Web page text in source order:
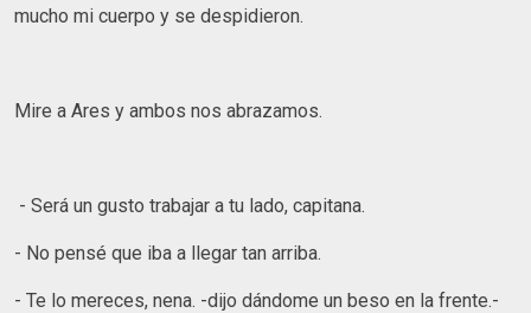
mucho mi cuerpo y se despidieron.
Mire a Ares y ambos nos abrazamos.
- Será un gusto trabajar a tu lado, capitana.
- No pensé que iba a llegar tan arriba.
- Te lo mereces, nena. -dijo dándome un beso en la frente.-